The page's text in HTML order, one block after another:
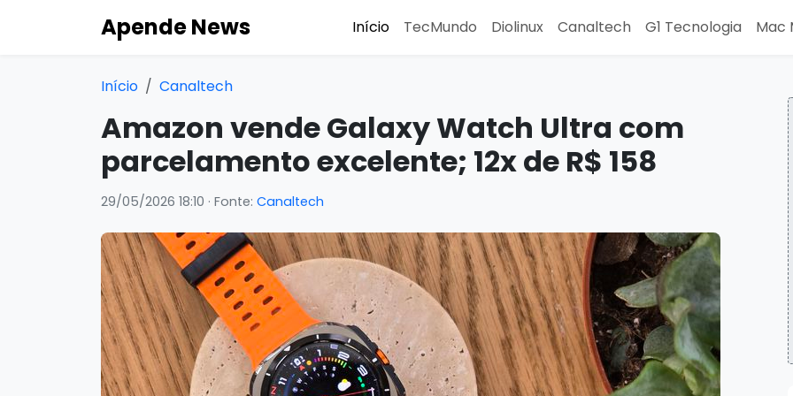
Apende News Início TecMundo Diolinux Canaltech G1 Tecnologia Mac
Início Canaltech
Amazon vende Galaxy Watch Ultra com
parcelamento excelente; 12x de R$ 158
29/05/2026 18:10 · Fonte: Canaltech